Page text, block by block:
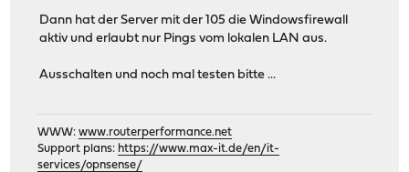
Dann hat der Server mit der 105 die Windowsfirewall
aktiv und erlaubt nur Pings vom lokalen LAN aus.
Ausschalten und noch mal testen bitte ...
WWW:www.routerperformance.net
Support plans: https://www.max-it.de/en/it-
services/opnsense/